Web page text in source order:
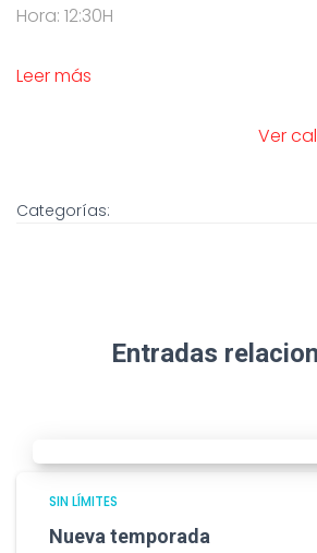
Hora: 12:30H
Leer más
Ver
Categorías:
Entradas
SIN LÍMITES
Nueva temporada